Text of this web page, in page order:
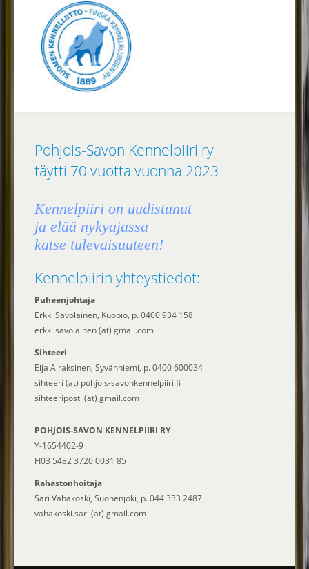
Pohjois-Savon Kennelpiiri ry
täytti 70 vuotta vuonna 2023
Kennelpiiri on uudistunut
ja elää nykyajassa
katse tulevaisuuteen!
Kennelpiirin yhteystiedot:
Puheenjohtaja
Erkki Savolainen, Kuopio, p. 0400 934 158
erkki.savolainen (at) gmail.com
Sihteeri
Eija Airaksinen, Syvänniemi, p. 0400 600034
sihteeri (at) pohjois-savonkennelpiiri.fi
sihteeriposti (at) gmail.com
POHJOIS-SAVON KENNELPIIRI RY
Y-1654402-9
FI03 5482 3720 0031 85
Rahastonhoitaja
Sari Vähäkoski, Suonenjoki, p. 044 333 2487
vahakoski.sari (at) gmail.com